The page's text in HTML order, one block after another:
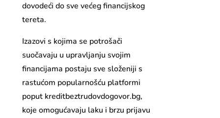
dovodeći do sve većeg financijskog
tereta.
Izazovi s kojima se potrošači
suočavaju u upravljanju svojim
financijama postaju sve složeniji s
rastućom popularnošću platformi
poput kreditbeztrudovdogovor.bg,
koje omogućavaju laku i brzu prijavu